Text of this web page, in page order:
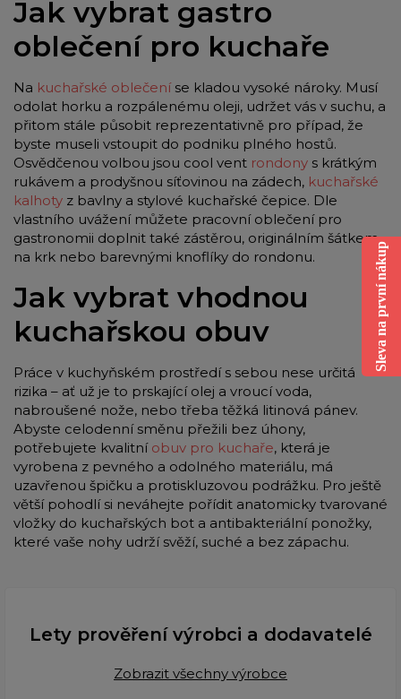
Jak vybrat gastro
oblečení pro kuchaře
Na kuchařské oblečeníse kladou vysoké nároky. Musí
odolat horku a rozpálenému oleji, udržet vás v suchu, a
přitom stále působit reprezentativně pro případ, že
byste museli vstoupit do podniku plného hostů.
Osvědčenou volbou jsou cool vent rondony s krátkým
rukávem a prodyšnou síťovinou na zádech, kuchařské
kalhoty z bavlny a stylové kuchařské čepice. Dle
vlastního uvážení můžete pracovní oblečení pro
gastronomii doplnit také zástěrou, originálním šátkem
na krk nebo barevnými knoflíky do rondonu.
Jak vybrat vhodnou
kuchařskou obuv
Práce v kuchyňském prostředí s sebou nese určitá
rizika – ať už je to prskající olej a vroucí voda,
nabroušené nože, nebo třeba těžká litinová pánev.
Abyste celodenní směnu přežili bez úhony,
potřebujete kvalitní obuv pro kuchaře, která je
vyrobena z pevného a odolného materiálu, má
uzavřenou špičku a protiskluzovou podrážku. Pro ještě
větší pohodlí si neváhejte pořídit anatomicky tvarované
vložky do kuchařských bot a antibakteriální ponožky,
které vaše nohy udrží svěží, suché a bez zápachu.
Lety prověření výrobci a dodavatelé
Zobrazit všechny výrobce
Sleva na první nákup